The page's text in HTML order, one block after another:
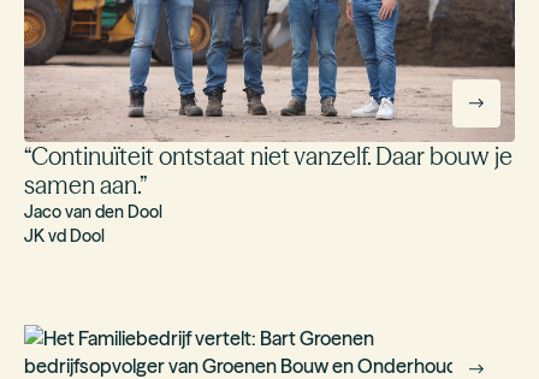
“Continuïteit ontstaat niet vanzelf. Daar bouw je
samen aan.‍”
Jaco van den Dool
JK vd Dool